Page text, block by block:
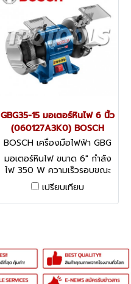
GBG35-15 มอเตอร์หินไฟ 6 นิ้ว
(060127A3K0) BOSCH
BOSCH เครื่องมือไฟฟ้า GBG
35-15 (060127A3K0)
มอเตอร์หินไฟ ขนาด 6" กำลัง
ไฟ 350 W ความเร็วรอบขณะ
เดินเครื่องเปล่า 3,000 รอบ/
นาที
เปรียบเทียบ